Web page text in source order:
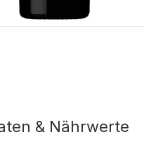
& Nährwerte